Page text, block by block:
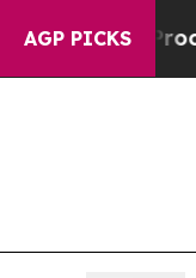
AGP PICKS
Proof They Exist